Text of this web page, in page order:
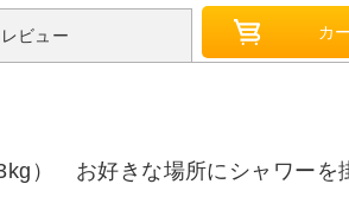
ビュー
） お好きな場所にシャワーを